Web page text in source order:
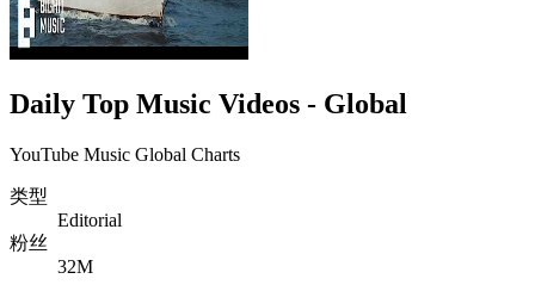
Daily Top Music Videos - Global
YouTube Music Global Charts
类型
Editorial
粉丝
32M